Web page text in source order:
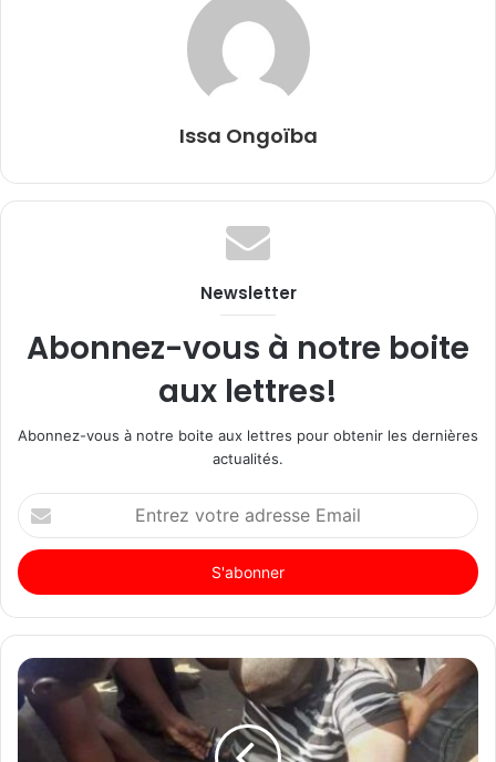
Issa Ongoïba
Newsletter
Abonnez-vous à notre boite
aux lettres!
Abonnez-vous à notre boite aux lettres pour obtenir les dernières
actualités.
Entrez
votre
adresse
Email